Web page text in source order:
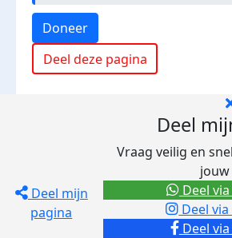
Doneer
Deel deze pagina
Deel mijn
pagina
Deel
Vraag veilig en
Deel via
Deel
Deel via